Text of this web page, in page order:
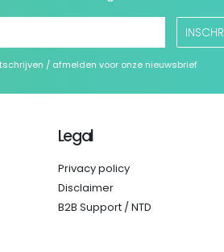
/ afmelden voor onze nieuwsbrief
Legal
Privacy policy
Disclaimer
B2B Support / NTD